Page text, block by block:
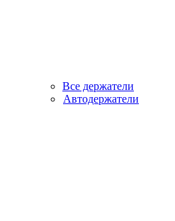
Все держатели
Автодержатели